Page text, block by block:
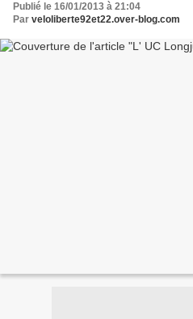
Publié le 16/01/2013 à 21:04
Par veloliberte92et22.over-blog.com